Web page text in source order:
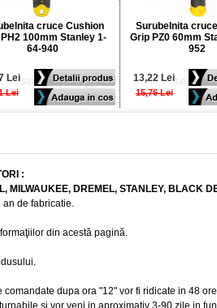
cruce Cushion
100mm Stanley 1-
64-940
Lei
Lei
Surubelnita
Grip PZ0 60mm
952
13,22 Lei
15,76 Lei
:
MILWAUKEE, DREMEL, STANLEY, BLACK
an de fabricatie.
din acestă pagină.
dupa ora "12" vor fi ridicate in 48
si vor veni in aproximativ 3-90 zile in